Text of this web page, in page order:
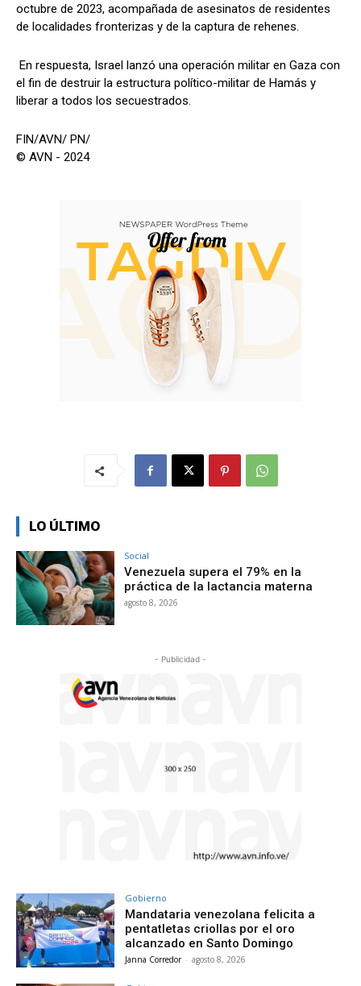
octubre de 2023, acompañada de asesinatos de residentes
de localidades fronterizas y de la captura de rehenes.
En respuesta, Israel lanzó una operación militar en Gaza con
el fin de destruir la estructura político-militar de Hamás y
liberar a todos los secuestrados.
FIN/AVN/ PN/
© AVN - 2024
LO ÚLTIMO
Social
Venezuela supera el 79% en la
práctica de la lactancia materna
agosto 8, 2026
- Publicidad -
Gobierno
Mandataria venezolana felicita a
pentatletas criollas por el oro
alcanzado en Santo Domingo
Janna Corredor - agosto 8, 2026